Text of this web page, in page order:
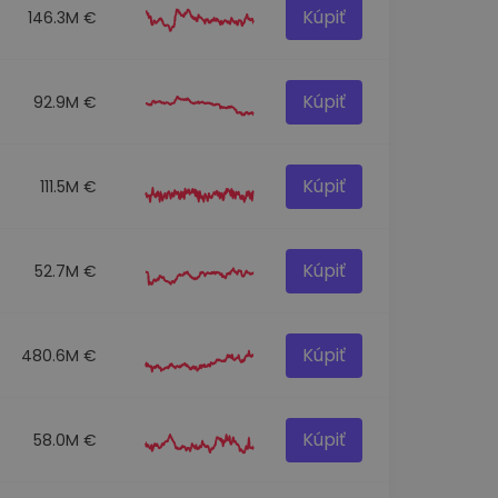
146.3M € Kúpiť
92.9M € Kúpiť
111.5M € Kúpiť
52.7M € Kúpiť
480.6M € Kúpiť
58.0M € Kúpiť